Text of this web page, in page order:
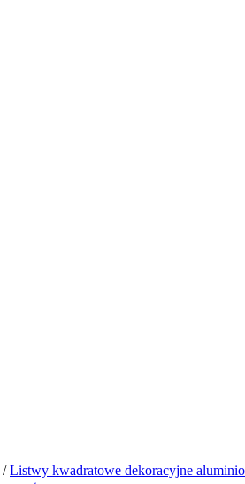
/Listwy kwadratowe dekoracyjne